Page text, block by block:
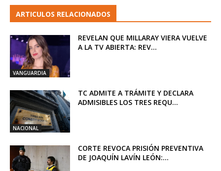
ARTICULOS RELACIONADOS
VANGUARDIA
REVELAN QUE MILLARAY VIERA VUELVE
A LA TV ABIERTA: REV...
NACIONAL
TC ADMITE A TRÁMITE Y DECLARA
ADMISIBLES LOS TRES REQU...
CORTE REVOCA PRISIÓN PREVENTIVA
DE JOAQUÍN LAVÍN LEÓN:...